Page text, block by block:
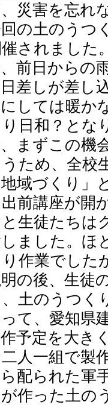
災害を忘れ
の土のうつ
されました
前日からの
差しが差し
しては暖か
日和？とな
まずこの機
ため、全校
域づくり」
前講座が開
生徒たちは
ました。ほ
作業でした
の後、生徒
土のうつく
て、愛知県
予定を大き
人一組で製
配られた軍
作った土の